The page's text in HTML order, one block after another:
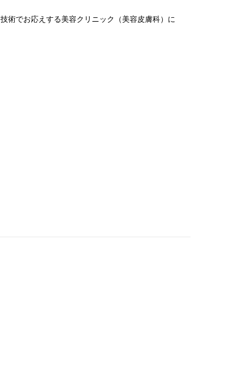
術でお応えする美容クリニック（美容皮膚科）に